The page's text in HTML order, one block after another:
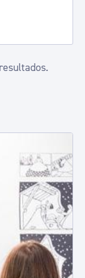
TAB para